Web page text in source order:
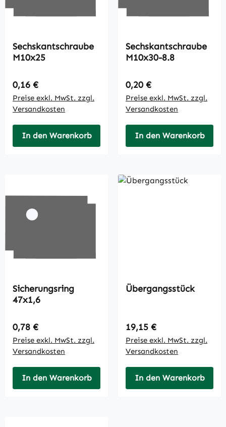
Sechskantschraube
M10x25
Regulärer Preis:
0,16 €
Preise exkl. MwSt. zzgl.
Versandkosten
In den Warenkorb
Sechskantschraube
M10x30-8.8
Regulärer Preis:
0,20 €
Preise exkl. MwSt. zzgl.
Versandkosten
In den Warenkorb
Sicherungsring
47x1,6
Regulärer Preis:
0,78 €
Preise exkl. MwSt. zzgl.
Versandkosten
In den Warenkorb
Übergangsstück
Regulärer Preis:
19,15 €
Preise exkl. MwSt. zzgl.
Versandkosten
In den Warenkorb